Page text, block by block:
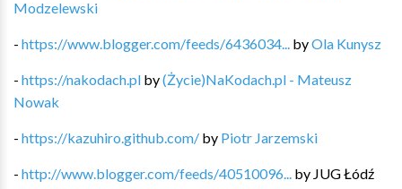
Modzelewski
- https://www.blogger.com/feeds/6436034... byOla Kunysz
- https://nakodach.pl by(Życie)NaKodach.pl - Mateusz
Nowak
- https://kazuhiro.github.com/ by Piotr Jarzemski
- http://www.blogger.com/feeds/40510096... by JUG Łódź